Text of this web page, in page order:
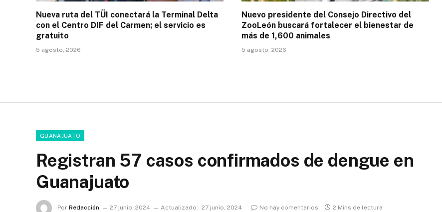
Nueva ruta del TÜI conectará la Terminal Delta
con el Centro DIF del Carmen; el servicio es
gratuito
5 agosto, 2026
Nuevo presidente del Consejo Directivo del
ZooLeón buscará fortalecer el bienestar de
más de 1,600 animales
5 agosto, 2026
GUANAJUATO
Registran 57 casos confirmados de dengue en
Guanajuato
Por Redacción 27 junio, 2024 Actualizado: 27 junio, 2024 No hay comentarios 2 Mins de lectura